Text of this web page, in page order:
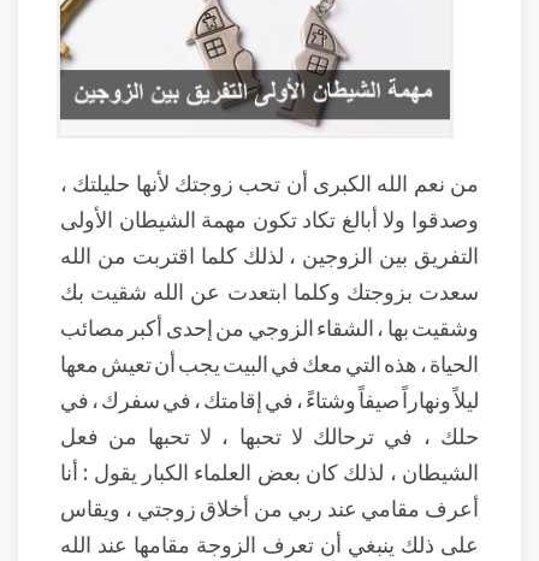
من نعم الله الكبرى أن تحب زوجتك لأنها حليلتك ،
وصدقوا ولا أبالغ تكاد تكون مهمة الشيطان الأولى
التفريق بين الزوجين ، لذلك كلما اقتربت من الله
سعدت بزوجتك وكلما ابتعدت عن الله شقيت بك
وشقيت بها ، الشقاء الزوجي من إحدى أكبر مصائب
الحياة ، هذه التي معك في البيت يجب أن تعيش معها
ليلاً ونهاراً صيفاً وشتاءً ، في إقامتك ، في سفرك ، في
حلك ، في ترحالك لا تحبها ، لا تحبها من فعل
الشيطان ، لذلك كان بعض العلماء الكبار يقول : أنا
أعرف مقامي عند ربي من أخلاق زوجتي ، ويقاس
على ذلك ينبغي أن تعرف الزوجة مقامها عند الله